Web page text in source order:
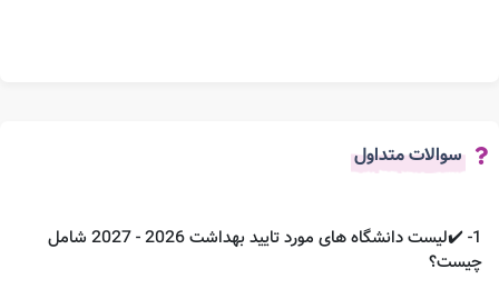
سوالات متداول
1- ✔️لیست دانشگاه های مورد تایید بهداشت 2026 - 2027 شامل
چیست؟